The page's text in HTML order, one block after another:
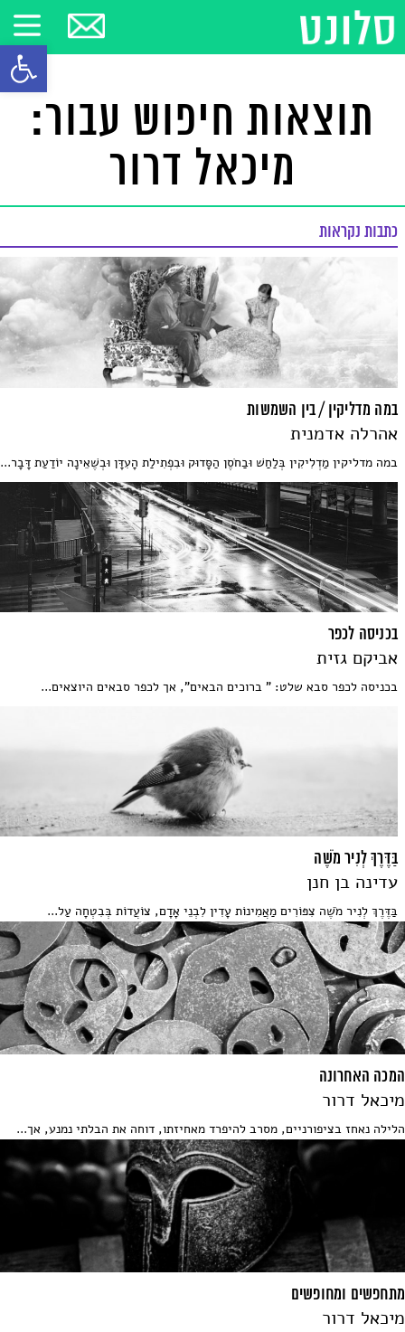
פתח
תוצאות חיפוש עבור:
מיכאל דרור
כתבות נקראות
במה מדליקין / בין השמשות
אהרלה אדמנית
במה מדליקין מַדְלִיקִין בְּלַחַשׁ וּבַחֹסֶן הַסָּדוּק וּבִפְתִילַת הָעִדָּן וּבְשֶׁאֵינָה יוֹדַעַת דָּבָר...
בכניסה לכפר
אביקם גזית
בכניסה לכפר סבא שלט: " ברוכים הבאים", אך לכפר סבאים היוצאים...
בַּדֶּרֶךְ לְנִיר מֹשֶׁה
עדינה בן חנן
בַּדֶּרֶךְ לְנִיר מֹשֶׁה צִפּוֹרִים מַאֲמִינוֹת עָדִין לִבְנֵי אָדָם, צוֹעֲדוֹת בְּבִטְחָה עַל...
המכה האחרונה
מיכאל דרור
הלילה נאחז בציפורניים, מסרב להיפרד מאחיזתו, דוחה את הבלתי נמנע, אך...
מתחפשים ומחופשים
מיכאל דרור